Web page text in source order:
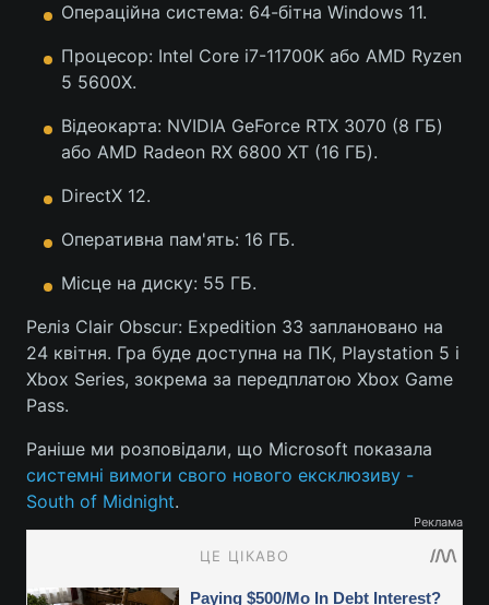
Операційна система: 64-бітна Windows 11.
Процесор: Intel Core i7-11700K або AMD Ryzen
5 5600X.
Відеокарта: NVIDIA GeForce RTX 3070 (8 ГБ)
або AMD Radeon RX 6800 XT (16 ГБ).
DirectX 12.
Оперативна пам'ять: 16 ГБ.
Місце на диску: 55 ГБ.
Реліз Clair Obscur: Expedition 33 заплановано на
24 квітня. Гра буде доступна на ПК, Playstation 5 і
Xbox Series, зокрема за передплатою Xbox Game
Pass.
Раніше ми розповідали, що Microsoft показала
системні вимоги свого нового ексклюзиву -
South of Midnight.
Реклама